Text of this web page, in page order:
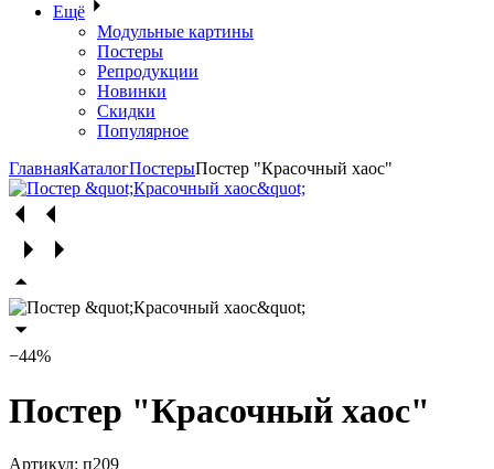
Ещё
Модульные картины
Постеры
Репродукции
Новинки
Скидки
Популярное
ГлавнаяКаталогПостерыПостер "Красочный хаос"
−44%
Постер "Красочный хаос"
Артикул: п209